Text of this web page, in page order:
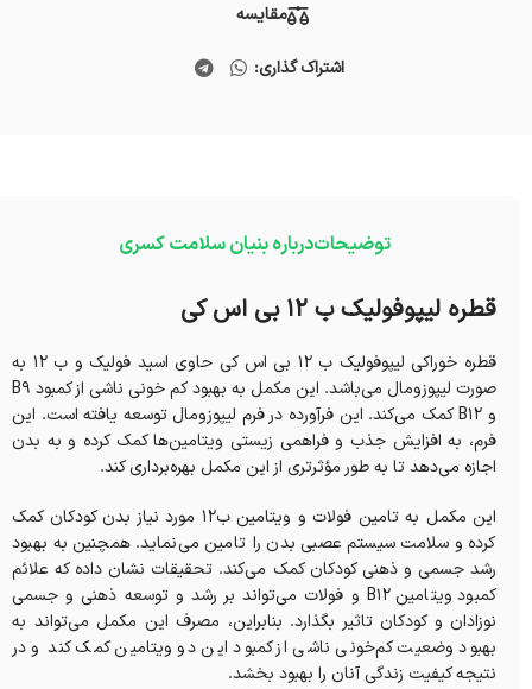
مقایسه
اشتراک گذاری:
توضیحاتدرباره بنیان سلامت کسری
قطره لیپوفولیک ب 12 بی اس کی
قطره خوراکی لیپوفولیک ب 12 بی اس کی حاوی اسید فولیک و ب 12 به
صورت لیپوزومال می‌باشد. این مکمل به بهبود کم خونی ناشی از کمبود B9
و B12 کمک می‌کند. این فرآورده در فرم لیپوزومال توسعه یافته است. این
فرم، به افزایش جذب و فراهمی زیستی ویتامین‌ها کمک کرده و به بدن
اجازه می‌دهد تا به طور مؤثرتری از این مکمل بهره‌برداری کند.
این مکمل به تامین فولات و ویتامین ب12 مورد نیاز بدن کودکان کمک
کرده و سلامت سیستم عصبی بدن را تامین می‌نماید. همچنین به بهبود
رشد جسمی و ذهنی کودکان کمک می‌کند. تحقیقات نشان داده که علائم
کمبود ویتامین B12 و فولات می‌تواند بر رشد و توسعه ذهنی و جسمی
نوزادان و کودکان تاثیر بگذارد. بنابراین، مصرف این مکمل می‌تواند به
بهبود وضعیت کم‌خونی ناشی از کمبود این دو ویتامین کمک کند و در
نتیجه کیفیت زندگی آنان را بهبود بخشد.